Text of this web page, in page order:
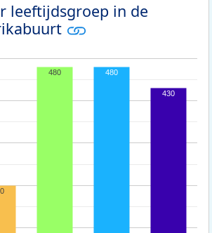
leeftijdsgroep in de
480 480
430